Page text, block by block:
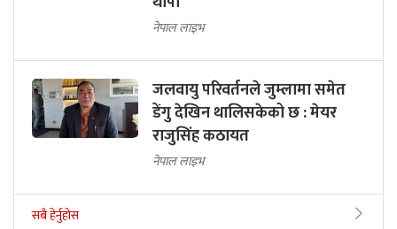
नेपाल लाइभ
जलवायु परिवर्तनले जुम्लामा समेत
डेंगु देखिन थालिसकेको छ : मेयर
राजुसिंह कठायत
नेपाल लाइभ
सबै हेर्नुहोस